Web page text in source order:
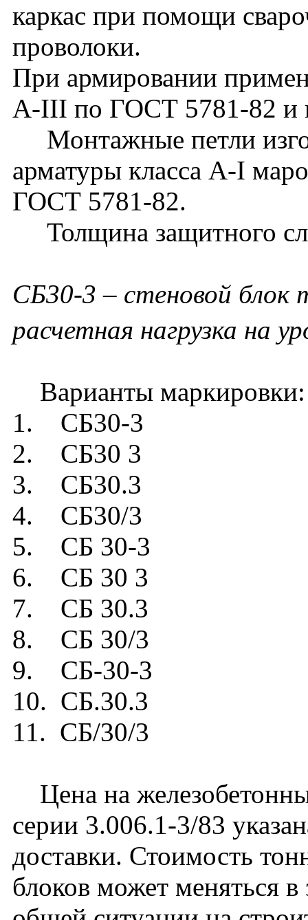
каркас при помощи
проволоки.
При армировании
А-III по ГОСТ 5781-82 и
Монтажные петли
арматуры класса А-I
ГОСТ 5781-82.
Толщина защитного
СБ30-3 – стеновой блок
расчетная нагрузка на
Варианты маркировки:
1. СБ30-3
2. СБ30 3
3. СБ30.3
4. СБ30/3
5. СБ 30-3
6. СБ 30 3
7. СБ 30.3
8. СБ 30/3
9. СБ-30-3
10. СБ.30.3
11. СБ/30/3
Цена на
серии 3.006.1-3/83
доставки. Стоимость
блоков может меняться